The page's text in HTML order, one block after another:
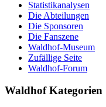
Statistikanalysen
Die Abteilungen
Die Sponsoren
Die Fanszene
Waldhof-Museum
Zufällige Seite
Waldhof-Forum
Waldhof Kategorien